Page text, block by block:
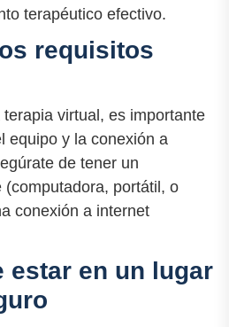
terapéutico efectivo.
requisitos
virtual, es importante
equipo y la conexión a
de tener un
portátil, o
conexión a internet
estar en un lugar